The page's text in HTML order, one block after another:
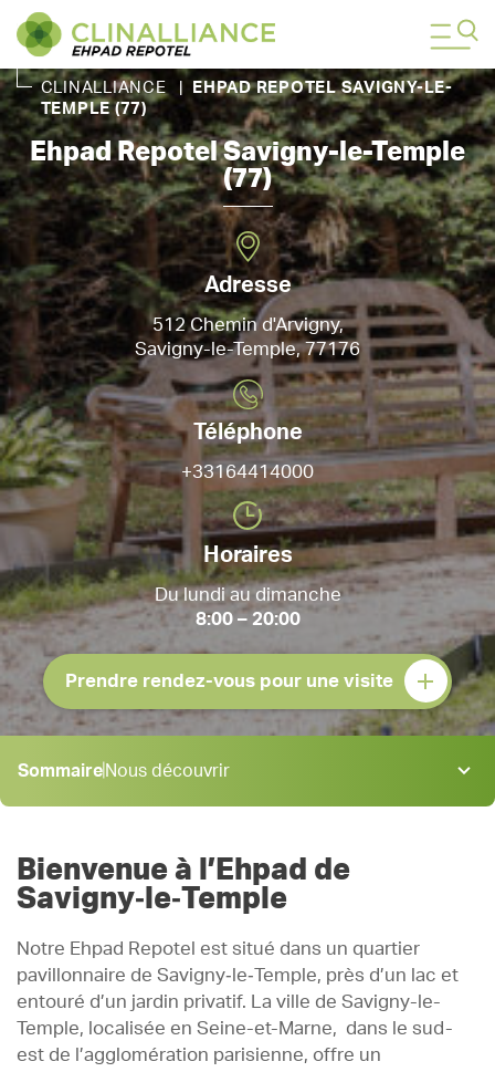
CLINALLIANCE
EHPAD REPOTEL SAVIGNY-LE-
TEMPLE (77)
Ehpad Repotel Savigny-le-Temple
(77)
Adresse
512 Chemin d'Arvigny,
Savigny-le-Temple, 77176
Téléphone
+33164414000
Horaires
Du lundi au dimanche
8:00 – 20:00
Prendre rendez-vous pour une visite
Sommaire Nous découvrir
Nous découvrir
Activités
Restauration
Soins
Nous rejoindre
Actualités
Bienvenue à l’Ehpad de
Savigny‑le‑Temple
Notre Ehpad Repotel est situé dans un quartier
pavillonnaire de Savigny‑le‑Temple, près d’un lac et
entouré d’un jardin privatif. La ville de Savigny-le-
Temple, localisée en Seine-et-Marne, dans le sud-
est de l’agglomération parisienne, offre un